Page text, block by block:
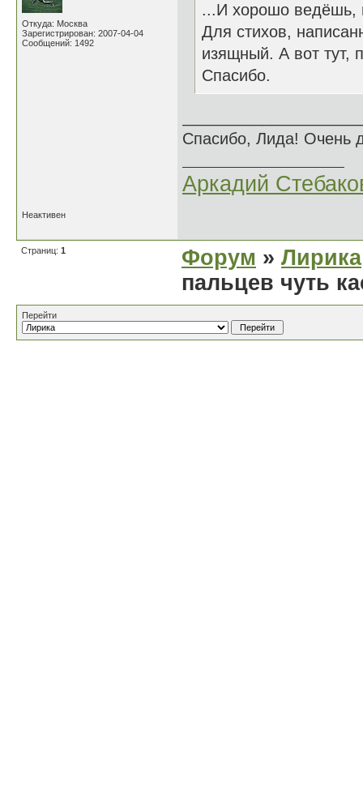
Откуда: Москва
Зарегистрирован: 2007-04-04
Сообщений: 1492
...И хорошо ведёшь,
Для стихов,
изящный. А вот тут,
Спасибо.
Спасибо, Лида! Очень
Аркадий
Неактивен
Страниц: 1 Форум » Лирика
пальцев чуть
Перейти